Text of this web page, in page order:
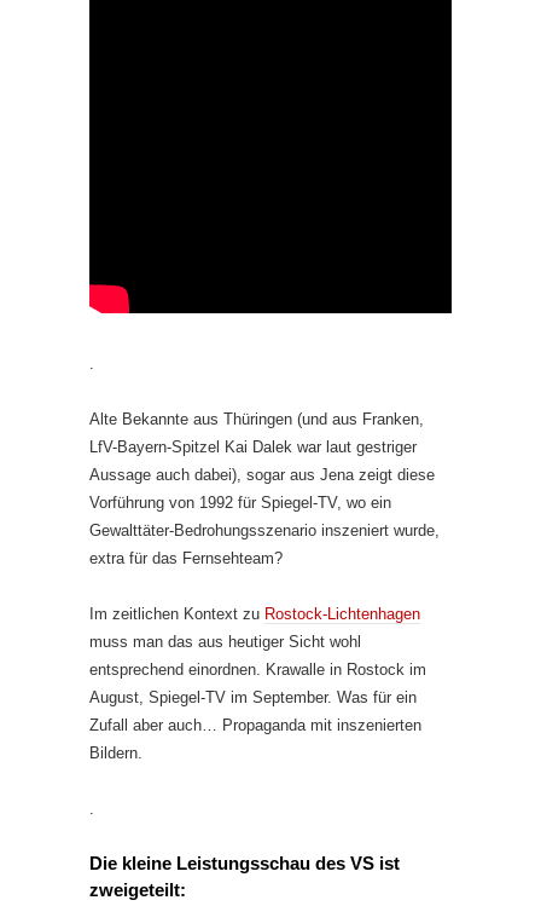
.
Alte Bekannte aus Thüringen (und aus Franken,
LfV-Bayern-Spitzel Kai Dalek war laut gestriger
Aussage auch dabei), sogar aus Jena zeigt diese
Vorführung von 1992 für Spiegel-TV, wo ein
Gewalttäter-Bedrohungsszenario inszeniert wurde,
extra für das Fernsehteam?
Im zeitlichen Kontext zu Rostock-Lichtenhagen
muss man das aus heutiger Sicht wohl
entsprechend einordnen. Krawalle in Rostock im
August, Spiegel-TV im September. Was für ein
Zufall aber auch… Propaganda mit inszenierten
Bildern.
.
Die kleine Leistungsschau des VS ist
zweigeteilt: